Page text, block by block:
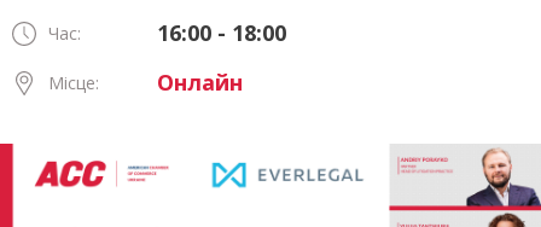
Час: 16:00 - 18:00
Місце: Онлайн